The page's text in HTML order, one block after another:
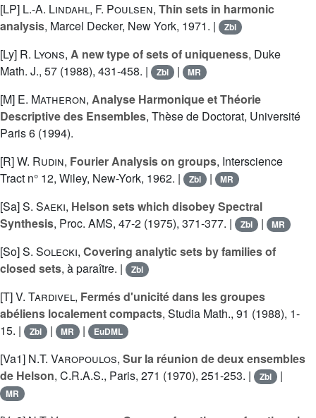
[LP] L.-A. Lindahl, F. Poulsen, Thin sets in harmonic
analysis, Marcel Decker, New York, 1971. | Zbl
[Ly] R. Lyons, A new type of sets of uniqueness, Duke
Math. J., 57 (1988), 431-458. |
Zbl | MR
[M] E. Matheron, Analyse Harmonique et Théorie
Descriptive des Ensembles, Thèse de Doctorat, Université
Paris 6 (1994).
[R]W. Rudin, Fourier Analysis on groups, Interscience
Tract n° 12, Wiley, New-York, 1962. |
Zbl | MR
[Sa]S. Saeki, Helson sets which disobey Spectral
Synthesis, Proc. AMS, 47-2 (1975), 371-377. | Zbl | MR
[So]S. Solecki, Covering analytic sets by families of
closed sets, à paraître. | Zbl
[T]V. Tardivel, Fermés d'unicité dans les groupes
abéliens localement compacts, Studia Math., 91 (1988), 1-
15. |
Zbl | MR | EuDML
[Va1] N.T. Varopoulos, Sur la réunion de deux ensembles
de Helson, C.R.A.S., Paris, 271 (1970), 251-253. | Zbl |
MR